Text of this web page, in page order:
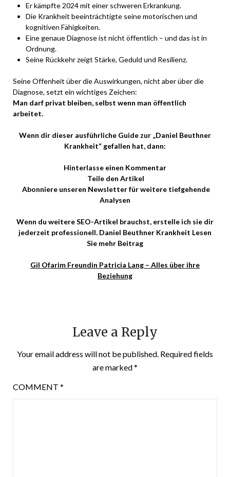
Er kämpfte 2024 mit einer schweren Erkrankung.
Die Krankheit beeinträchtigte seine motorischen und
kognitiven Fähigkeiten.
Eine genaue Diagnose ist nicht öffentlich – und das ist in
Ordnung.
Seine Rückkehr zeigt Stärke, Geduld und Resilienz.
Seine Offenheit über die Auswirkungen, nicht aber über die
Diagnose, setzt ein wichtiges Zeichen:
Man darf privat bleiben, selbst wenn man öffentlich
arbeitet.
Wenn dir dieser ausführliche Guide zur „Daniel Beuthner
Krankheit“ gefallen hat, dann:
Hinterlasse einen Kommentar
Teile den Artikel
Abonniere unseren Newsletter für weitere tiefgehende
Analysen
Wenn du weitere SEO-Artikel brauchst, erstelle ich sie dir
jederzeit professionell. Daniel Beuthner Krankheit Lesen
Sie mehr Beitrag
Gil Ofarim Freundin Patricia Lang – Alles über ihre
Beziehung
Leave a Reply
Your email address will not be published. Required fields
are marked*
COMMENT *